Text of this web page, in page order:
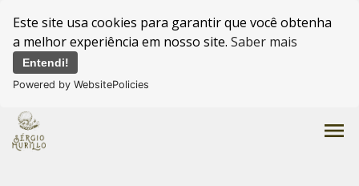
Este site usa cookies para garantir que você obtenha
a melhor experiência em nosso site. Saber mais
Entendi!
Powered by WebsitePolicies
menu